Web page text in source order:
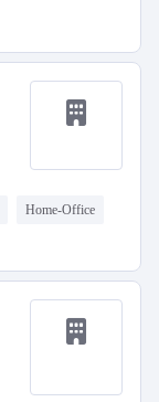
Home-Office